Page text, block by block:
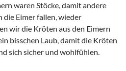
waren Stöcke, damit andere
die Eimer fallen, wieder
wir die Kröten aus den Eimern
bisschen Laub, damit die Kröten
sich sicher und wohlfühlen.